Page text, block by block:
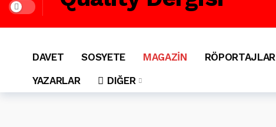
Dark mode
DAVET SOSYETE MAGAZİN RÖPORTAJLAR
YAZARLAR
DIĞER